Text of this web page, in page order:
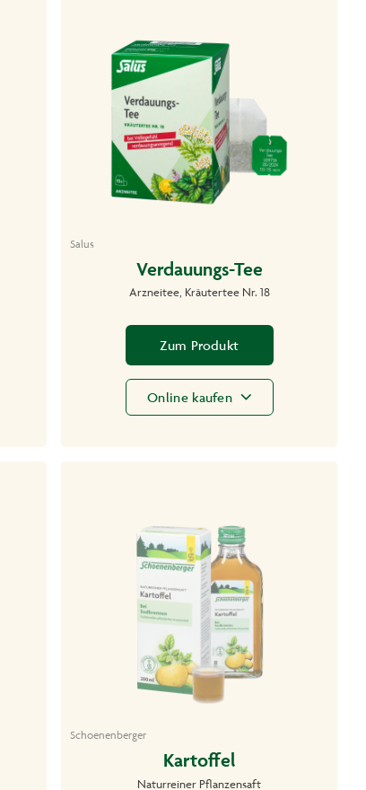
Salus
Verdauungs-Tee
Arzneitee, Kräutertee Nr. 18
Zum Produkt
Online kaufen
Schoenenberger
Kartoffel
Naturreiner Pflanzensaft